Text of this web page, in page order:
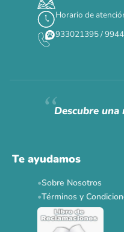
Siempre
Ver todas
Horario de
933021395 /
Descubre
Te ayudamos
Sobre Nosotros
Términos y